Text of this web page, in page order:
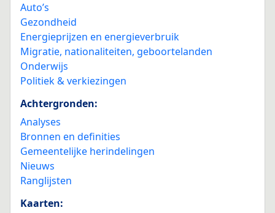
Auto’s
Gezondheid
Energieprijzen en energieverbruik
Migratie, nationaliteiten, geboortelanden
Onderwijs
Politiek & verkiezingen
Achtergronden:
Analyses
Bronnen en definities
Gemeentelijke herindelingen
Nieuws
Ranglijsten
Kaarten: